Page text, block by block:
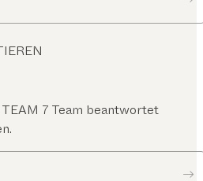
7 Team beantwortet